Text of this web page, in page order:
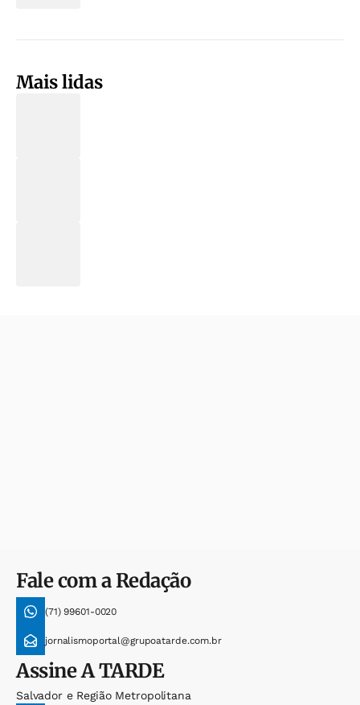
Mais lidas
Fale com a Redação
(71) 99601-0020
jornalismoportal@grupoatarde.com.br
AssineA TARDE
Salvador e Região Metropolitana